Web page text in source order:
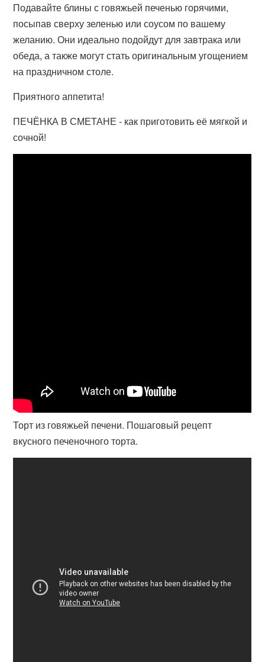
Подавайте блины с говяжьей печенью горячими,
посыпав сверху зеленью или соусом по вашему
желанию. Они идеально подойдут для завтрака или
обеда, а также могут стать оригинальным угощением
на праздничном столе.
Приятного аппетита!
ПЕЧЁНКА В СМЕТАНЕ - как приготовить её мягкой и
сочной!
Торт из говяжьей печени. Пошаговый рецепт
вкусного печеночного торта.